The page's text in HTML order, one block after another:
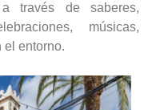
través de saberes,
músicas,
el entorno.